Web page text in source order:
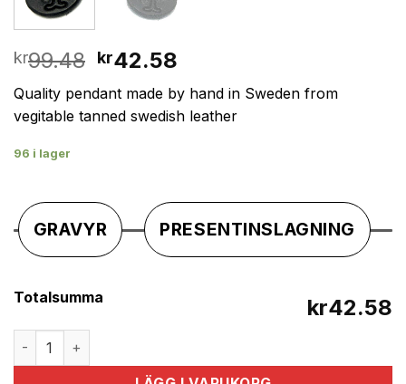
kr99.48 Det
ursprungliga
priset
var:
kr42.58
nuvarande
priset
är:
Quality pendant made by hand in Sweden from
vegitable tanned swedish leather
96 i lager
GRAVYR PRESENTINSLAGNING
Totalsumma kr42.58
Handmade pendant from swedish quality leather mängd